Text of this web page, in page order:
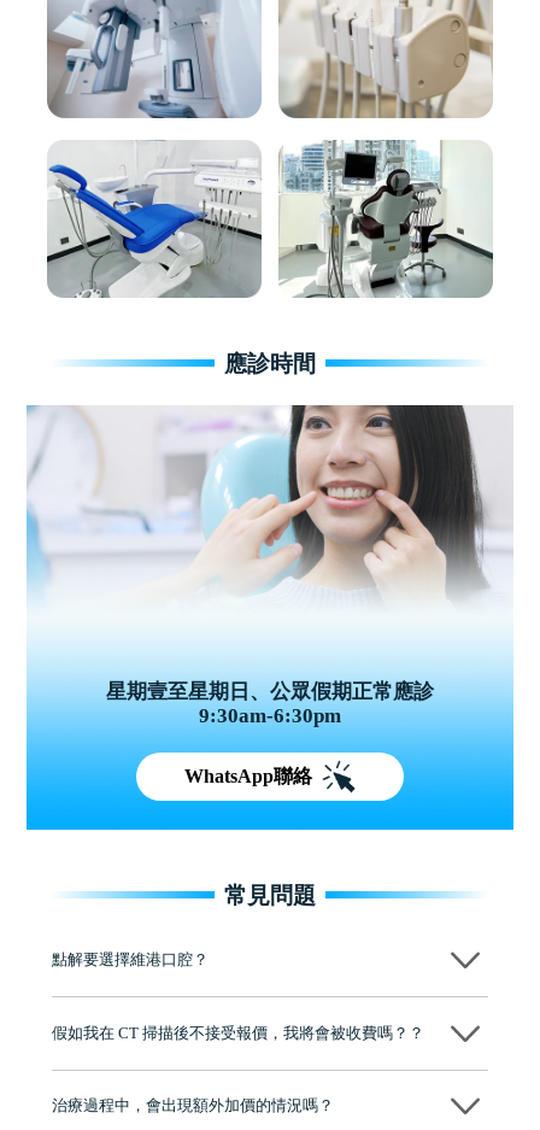
應診時間
星期壹至星期日、公眾假期正常應診
9:30am-6:30pm
WhatsApp聯絡
常見問題
點解要選擇維港口腔？
牌」、「2025香港企業領袖品牌」，是諾貝爾種植系統全球放心植牙中
至今已服務超過三十個國家和地區的顧客，受到粵港澳大灣區及周邊城
市市民極高的口碑評價及信任推薦 珠海、深圳設有八大分院，香港亦設
有咨詢及服務保障中心，有任何問題都可以隨時預約免費咨詢，讓人十
假如我在 CT 掃描後不接受報價，我將會被收費嗎？？
治療過程中，會出現額外加價的情況嗎？